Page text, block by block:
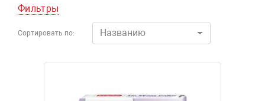
Фильтры
Сортировать по: Названию